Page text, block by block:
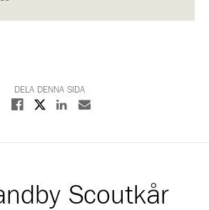
DELA DENNA SIDA
Dela på Facebook
Dela på XDela på Linkedin
Dela med E-post
Scoutkår